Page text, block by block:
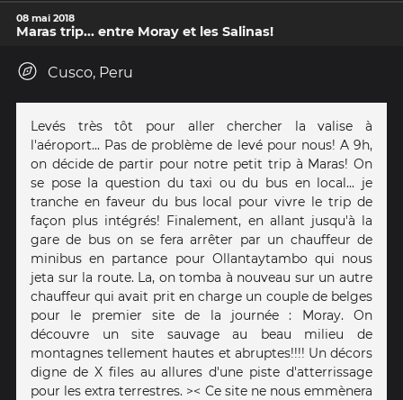
08 mai 2018
Maras trip... entre Moray et les Salinas!
Cusco, Peru
Levés très tôt pour aller chercher la valise à
l'aéroport... Pas de problème de levé pour nous! A 9h,
on décide de partir pour notre petit trip à Maras! On
se pose la question du taxi ou du bus en local... je
tranche en faveur du bus local pour vivre le trip de
façon plus intégrés! Finalement, en allant jusqu'à la
gare de bus on se fera arrêter par un chauffeur de
minibus en partance pour Ollantaytambo qui nous
jeta sur la route. La, on tomba à nouveau sur un autre
chauffeur qui avait prit en charge un couple de belges
pour le premier site de la journée : Moray. On
découvre un site sauvage au beau milieu de
montagnes tellement hautes et abruptes!!!! Un décors
digne de X files au allures d'une piste d'atterrissage
pour les extra terrestres. >< Ce site ne nous emmènera